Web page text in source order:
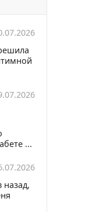
...
назад,